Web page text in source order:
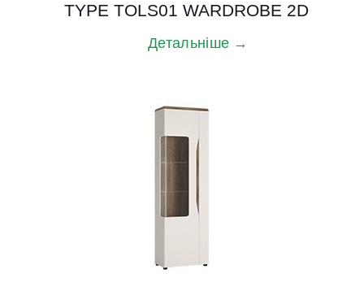
TYPE TOLS01 WARDROBE 2D
Детальніше →